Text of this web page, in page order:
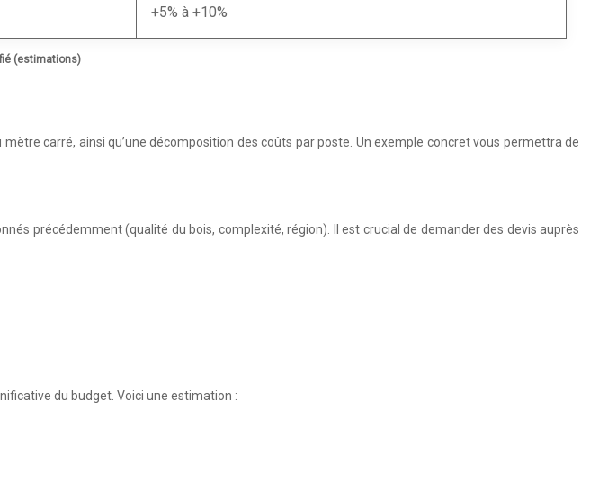
(estimations)
+5% à +10%
carré, ainsi qu’une décomposition des coûts par poste. Un exemple concret vous permettra de
précédemment (qualité du bois, complexité, région). Il est crucial de demander des devis auprès
du budget. Voici une estimation :